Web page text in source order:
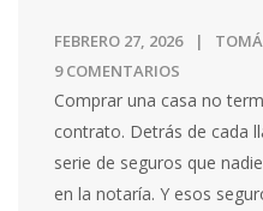
FEBRERO 27, 2026
9 COMENTARIOS
Comprar una casa no
contrato. Detrás de cada
serie de seguros que
en la notaría. Y esos